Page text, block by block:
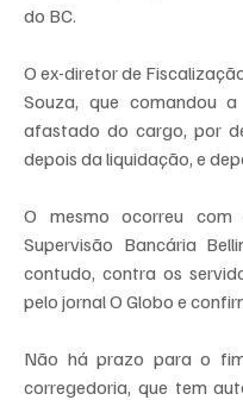
do BC.
O ex-diretor de
Souza, que comandou
afastado do cargo, por
depois da liquidação, e
O mesmo ocorreu
Supervisão Bancária
contudo, contra os
pelo jornal O Globo e
Não há prazo para o
corregedoria, que tem